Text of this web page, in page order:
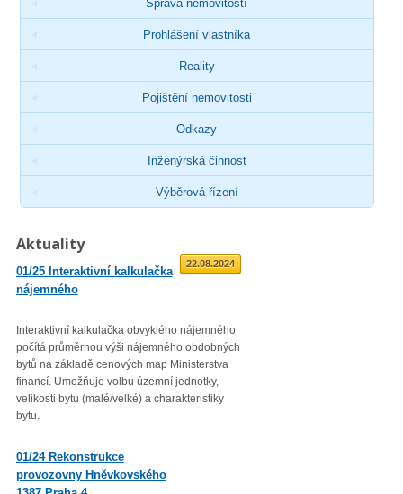
Správa nemovitostí
Prohlášení vlastníka
Reality
Pojištění nemovitosti
Odkazy
Inženýrská činnost
Výběrová řízení
Aktuality
01/25 Interaktivní kalkulačka
nájemného
01.09.2025
Interaktivní kalkulačka obvyklého nájemného
počítá průměrnou výši nájemného obdobných
bytů na základě cenových map Ministerstva
financí. Umožňuje volbu územní jednotky,
velikosti bytu (malé/velké) a charakteristiky
bytu.
01/24 Rekonstrukce
provozovny Hněvkovského
22.08.2024
02/23 Zveřejnění průměrné